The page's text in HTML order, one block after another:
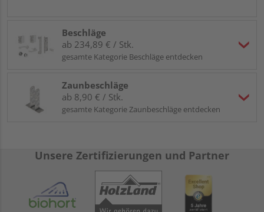
Beschläge
ab 234,89 € / Stk.
gesamte Kategorie Beschläge entdecken
Zaunbeschläge
ab 8,90 € / Stk.
gesamte Kategorie Zaunbeschläge entdecken
Unsere Zertifizierungen und Partner